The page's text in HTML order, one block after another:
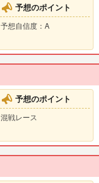
予想のポイント
予想自信度：A
予想のポイント
混戦レース